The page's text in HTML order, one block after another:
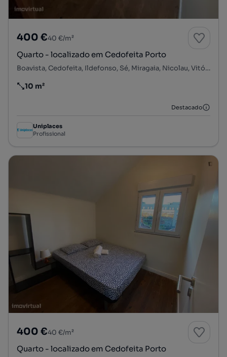
400 €40 €/m²
Quarto - localizado em Cedofeita Porto
Boavista, Cedofeita, Ildefonso, Sé, Miragaia, Nicolau, Vitória, Porto, Porto
Preço por metro quadrado
10 m²
Destacado
Uniplaces
Profissional
400 €40 €/m²
Quarto - localizado em Cedofeita Porto